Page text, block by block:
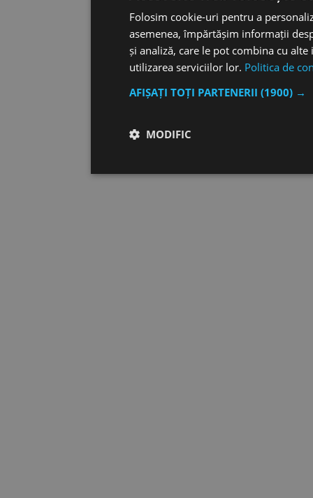
Folosim cookie-uri pentru a
asemenea, împărtășim informații
și analiză, care le pot combina cu
utilizarea serviciilor lor. Politica de
AFIȘAȚI TOȚI PARTENERII (1900) →
MODIFIC